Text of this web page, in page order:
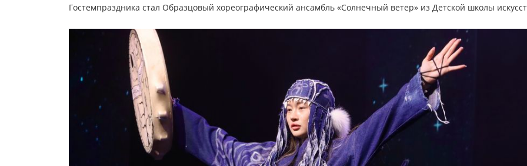
Гостемпраздника стал Образцовый хореографический ансамбль «Солнечный ветер» из Детской школы